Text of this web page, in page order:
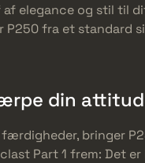
elegance og stil til
P250 fra et standard
din
bringer
Part 1 frem: Det